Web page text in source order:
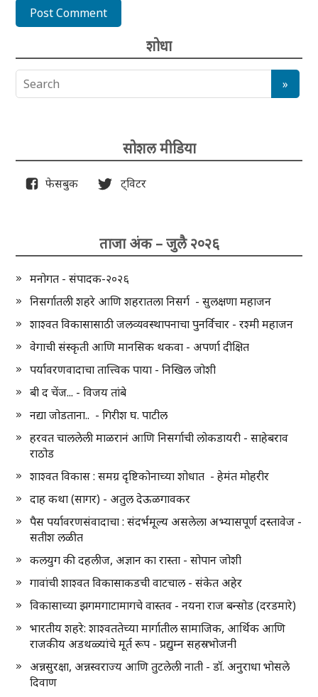
शोधा
सोशल मीडिया
फेसबुक ट्विटर
ताजा अंक – जुलै २०२६
मनोगत - संपादक-२०२६
निसर्गातली शहरे आणि शहरातला निसर्ग - सुलक्षणा महाजन
शाश्वत विकासासाठी जलव्यवस्थापनाचा पुनर्विचार - रश्मी महाजन
वेगाची संस्कृती आणि मानसिक थकवा - अपर्णा दीक्षित
पर्यावरणवादाचा तात्त्विक पाया - निखिल जोशी
बी द चेंज... - विजय तांबे
नद्या जोडताना.. - गिरीश घ. पाटील
हरवत चाललेली माळरानं आणि निसर्गाची लोकडायरी - साहेबराव
राठोड
शाश्वत विकास : समग्र दृष्टिकोनाच्या शोधात - हेमंत मोहरीर
दाह कथा (सागर) - अतुल देऊळगावकर
पैस पर्यावरणसंवादाचा : संदर्भमूल्य असलेला अभ्यासपूर्ण दस्तावेज -
सतीश लळीत
कलयुग की दहलीज, अज्ञान का रास्ता - सोपान जोशी
गावांची शाश्वत विकासाकडची वाटचाल - संकेत अहेर
विकासाच्या झगमगाटामागचे वास्तव - नयना राज बन्सोड (दरडमारे)
भारतीय शहरे: शाश्वततेच्या मार्गातील सामाजिक, आर्थिक आणि
राजकीय अडथळ्यांचे मूर्त रूप - प्रद्युम्न सहस्रभोजनी
अन्नसुरक्षा, अन्नस्वराज्य आणि तुटलेली नाती - डॉ. अनुराधा भोसले
दिवाण